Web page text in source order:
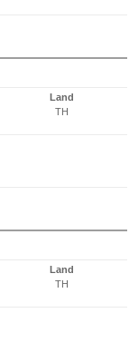
Land
TH
Land
TH